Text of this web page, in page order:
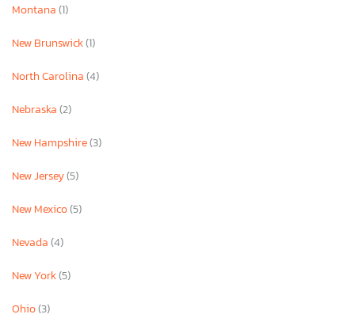
Montana(1)
New Brunswick(1)
North Carolina(4)
Nebraska(2)
New Hampshire(3)
New Jersey(5)
New Mexico(5)
Nevada(4)
New York(5)
Ohio(3)